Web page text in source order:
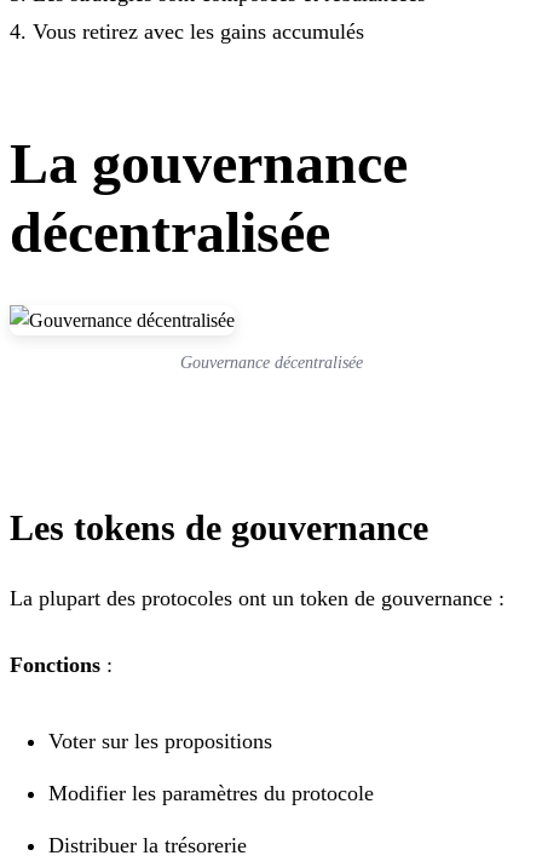
4. Vous retirez avec les gains accumulés
La gouvernance
décentralisée
Gouvernance décentralisée
Les tokens de gouvernance
La plupart des protocoles ont un token de gouvernance :
Fonctions :
Voter sur les propositions
Modifier les paramètres du protocole
Distribuer la trésorerie